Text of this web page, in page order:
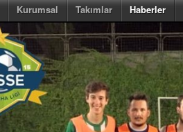
Kurumsal Takımlar Haberler